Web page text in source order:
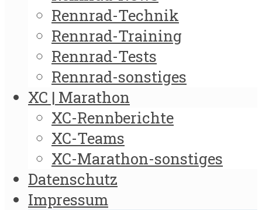
Rennrad-Technik
Rennrad-Training
Rennrad-Tests
Rennrad-sonstiges
XC | Marathon
XC-Rennberichte
XC-Teams
XC-Marathon-sonstiges
Datenschutz
Impressum